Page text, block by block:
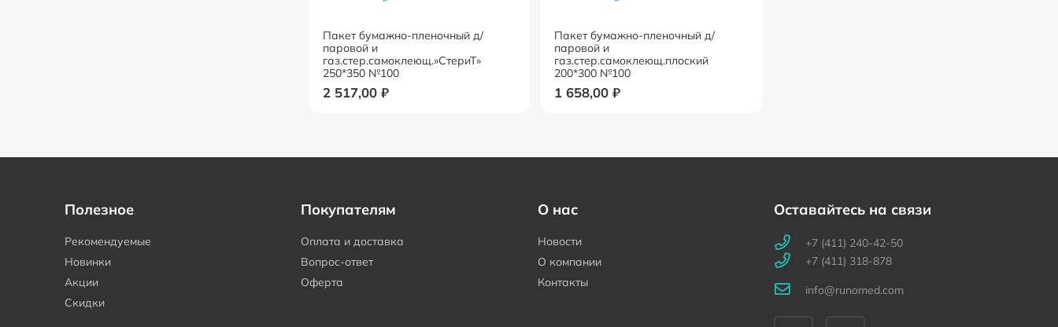
Пакет бумажно-пленочный д/
паровой и
газ.стер.самоклеющ.»СтериТ»
250*350 №100
2 517,00 ₽
Пакет бумажно-пленочный д/
паровой и
газ.стер.самоклеющ.плоский
200*300 №100
1 658,00 ₽
Полезное
Рекомендуемые
Новинки
Акции
Скидки
Покупателям
Оплата и доставка
Вопрос-ответ
Оферта
О нас
Новости
О компании
Контакты
Оставайтесь на связи
+7 (411) 240-42-50
+7 (411) 318-878
info@runomed.com